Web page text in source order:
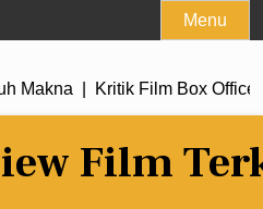
Menu
|Kritik Film Box Office
Film